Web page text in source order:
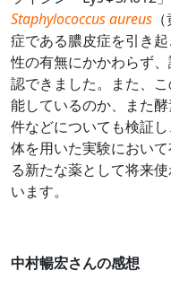
Staphylococcus aureus
症である膿皮症を引き
性の有無にかかわらず
認できました。また、
能しているのか、また
件などについても検証
体を用いた実験におい
る新たな薬として将来
います。
中村暢宏さんの感想